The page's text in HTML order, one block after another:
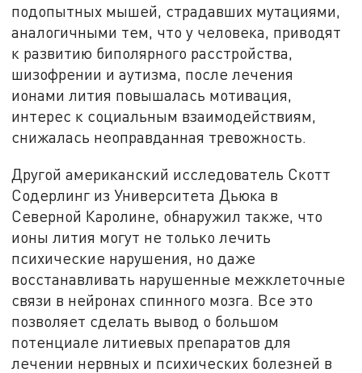
подопытных мышей, страдавших мутациями,
аналогичными тем, что у человека, приводят
к развитию биполярного расстройства,
шизофрении и аутизма, после лечения
ионами лития повышалась мотивация,
интерес к социальным взаимодействиям,
снижалась неоправданная тревожность.
Другой американский исследователь Скотт
Содерлинг из Университета Дьюка в
Северной Каролине, обнаружил также, что
ионы лития могут не только лечить
психические нарушения, но даже
восстанавливать нарушенные межклеточные
связи в нейронах спинного мозга. Все это
позволяет сделать вывод о большом
потенциале литиевых препаратов для
лечении нервных и психических болезней в